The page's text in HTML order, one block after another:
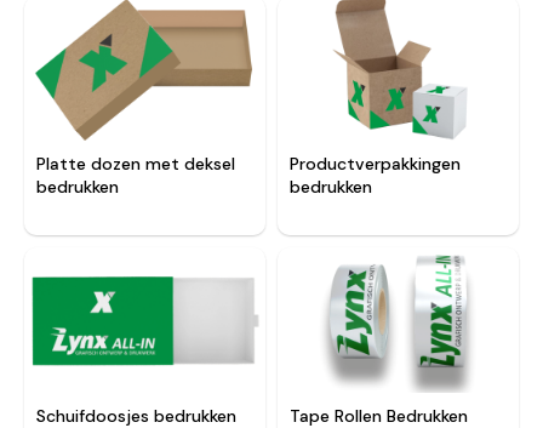
Platte dozen met deksel
bedrukken
Productverpakkingen
bedrukken
Schuifdoosjes bedrukken Tape Rollen Bedrukken